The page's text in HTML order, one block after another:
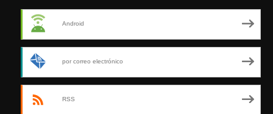
Android
por correo electrónico
RSS